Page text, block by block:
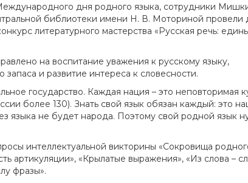
дня родного языка, сотрудники
библиотеки имени Н. В. Моториной провели
литературного мастерства «Русская речь:
на воспитание уважения к русскому языку,
и развитие интереса к словесности.
государство. Каждая нация – это неповторимая
более 130). Знать свой язык обязан каждый: это
языка не будет народа. Поэтому свой родной язык
интеллектуальной викторины «Сокровища
артикуляции», «Крылатые выражения», «Из слова –
фразы».